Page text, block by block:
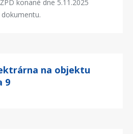
konané dne 5.11.2025
na objektu
9